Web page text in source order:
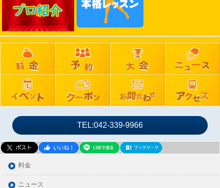
2024年11月
2024年10月
2024年09月
2024年08月
2024年07月
2024年06月
2024年05月
2024年04月
2024年03月
2024年02月
2024年01月
2023年12月
2023年11月
TEL:042-339-9966
料金
ニュース